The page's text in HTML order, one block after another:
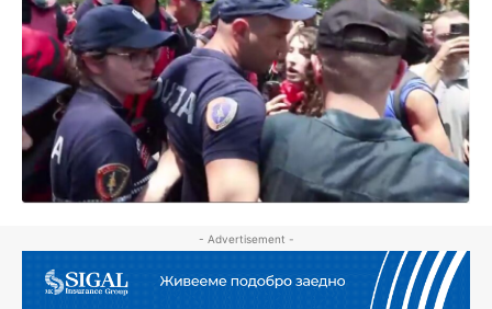
- Advertisement -